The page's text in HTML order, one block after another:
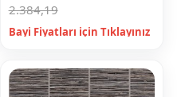
2.384,19